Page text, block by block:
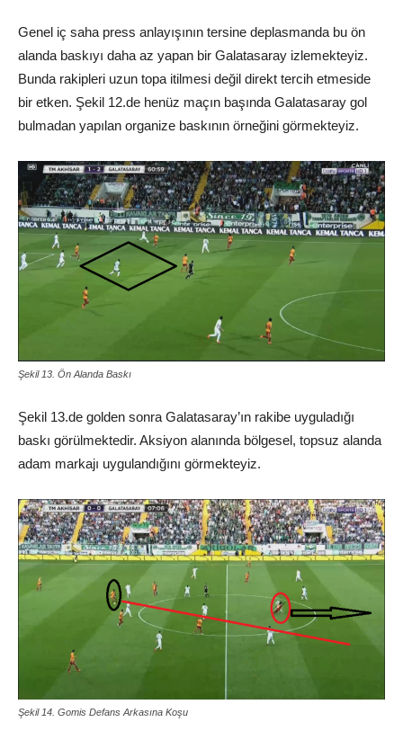
Genel iç saha press anlayışının tersine deplasmanda bu ön
alanda baskıyı daha az yapan bir Galatasaray izlemekteyiz.
Bunda rakipleri uzun topa itilmesi değil direkt tercih etmeside
bir etken. Şekil 12.de henüz maçın başında Galatasaray gol
bulmadan yapılan organize baskının örneğini görmekteyiz.
Şekil 13. Ön Alanda Baskı
Şekil 13.de golden sonra Galatasaray’ın rakibe uyguladığı
baskı görülmektedir. Aksiyon alanında bölgesel, topsuz alanda
adam markajı uygulandığını görmekteyiz.
Şekil 14. Gomis Defans Arkasına Koşu